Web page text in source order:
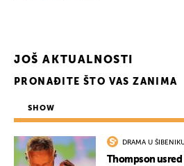
JOŠ AKTUALNOSTI
PRONAĐITE ŠTO VAS ZANIMA
SHOW
DRAMA U
Thompson